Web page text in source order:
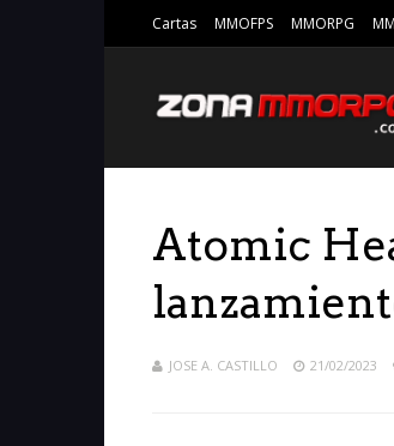
Cartas MMOFPS MMORPG
Atomic
JOSE A. CASTILLO 21/02/2023